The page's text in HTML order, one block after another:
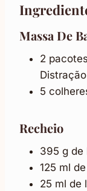
Massa De
2
Distração
5
Recheio
395 g de
125 ml
25 ml de